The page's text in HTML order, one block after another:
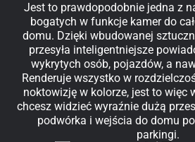
Jest to prawdopodobnie jedna z
bogatych w funkcje kamer do
domu. Dzięki wbudowanej
przesyła inteligentniejsze
wykrytych osób, pojazdów, a
Renderuje wszystko w
noktowizję w kolorze, jest to więc
chcesz widzieć wyraźnie dużą
podwórka i wejścia do domu
parkingi.